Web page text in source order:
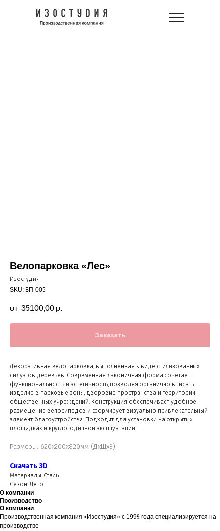
Велопарковка «Лес»
Изостудия
SKU: ВП-005
35100,00 р.
Заказать
Декоративная велопарковка, выполненная в виде стилизованных
силуэтов деревьев. Современная лаконичная форма сочетает
функциональность и эстетичность, позволяя органично вписать
изделие в парковые зоны, дворовые пространства и территории
общественных учреждений. Конструкция обеспечивает удобное
размещение велосипедов и формирует визуально привлекательный
элемент благоустройства. Подходит для установки на открытых
площадках и круглогодичной эксплуатации.
Размеры: 620х200х820мм (ДхШхВ)
Скачать 3D
Материалы: Сталь
Сезон: Лето
О компании
Производство
О компании
Производственная компания «Изостудия» с 1999 года специализируется на
производстве